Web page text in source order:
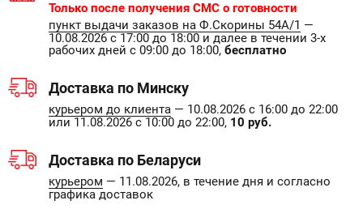
Только после получения СМС о готовности
пункт выдачи заказов на Ф.Скорины 54А/1 —
10.08.2026 с 17:00 до 18:00 и далее в течении 3-х
рабочих дней с 09:00 до 18:00, бесплатно
Доставка по Минску
курьером до клиента — 10.08.2026 с 16:00 до 22:00
или 11.08.2026 с 10:00 до 22:00, 10 руб.
Доставка по Беларуси
курьером — 11.08.2026, в течение дня и согласно
графика доставок